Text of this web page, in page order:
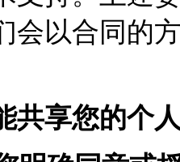
会以合同的
共享您的个